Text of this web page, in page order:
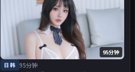
95分钟
日韩 95分钟